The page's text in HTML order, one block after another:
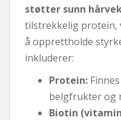
støtter sunn
tilstrekkelig protein,
å opprettholde
inkluderer:
Protein:
belgfrukter og
Biotin